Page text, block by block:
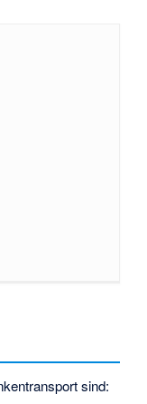
sind: